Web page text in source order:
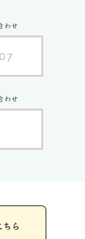
わせ
わせ
ちら